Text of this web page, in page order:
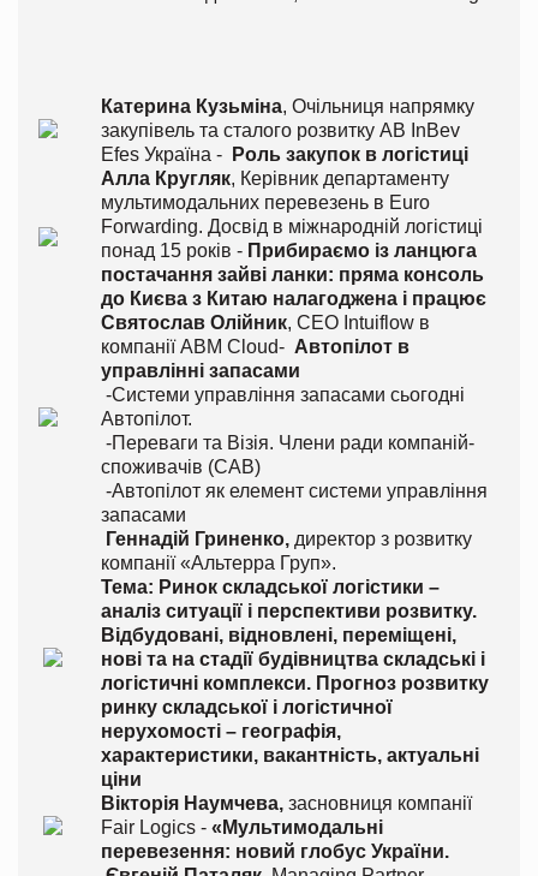
Катерина Кузьміна, Очільниця напрямку
закупівель та сталого розвитку AB InBev
Efes Україна -
Роль закупок в логістиці
Алла Кругляк, Керівник департаменту
мультимодальних перевезень в Euro
Forwarding. Досвід в міжнародній логістиці
понад 15 років - Прибираємо із ланцюга
постачання зайві ланки: пряма консоль
до Києва з Китаю налагоджена і працює
Святослав Олійник, СЕО Intuiflow в
компанії ABM Cloud- Автопілот в
управлінні запасами
-Системи управління запасами сьогодні
Автопілот.
-Переваги та Візія. Члени ради компаній-
споживачів (CAB)
-Автопілот як елемент системи управління
запасами
Геннадій Гриненко, директор з розвитку
компанії «Альтерра Груп».
Тема: Ринок складської логістики –
аналіз ситуації і перспективи розвитку.
Відбудовані, відновлені, переміщені,
нові та на стадії будівництва складські і
логістичні комплекси. Прогноз розвитку
ринку складської і логістичної
нерухомості – географія,
характеристики, вакантність, актуальні
ціни
Вікторія Наумчева, засновниця компанії
Fair Logics - «Мультимодальні
перевезення: новий глобус України.